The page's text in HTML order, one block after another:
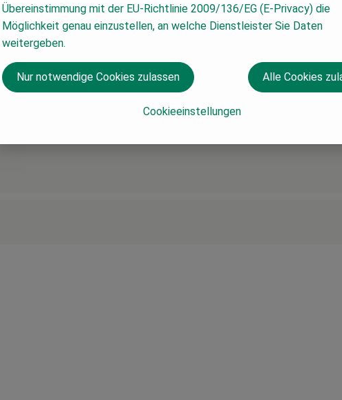
Übereinstimmung mit der EU-Richtlinie 2009/136/EG (E-Privacy) die
Möglichkeit genau einzustellen, an welche Dienstleister Sie Daten
weitergeben.
Cookieeinstellungen
Nur notwendige Cookies zulassen Alle Cookies